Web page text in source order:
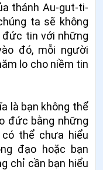
thánh Au-gut-ti-
ta sẽ không
đức tin với những
đó, mỗi người
lo cho niềm tin
là bạn không thể
đức bằng những
thể chưa hiểu
đạo hoặc bạn
chỉ cần bạn hiểu